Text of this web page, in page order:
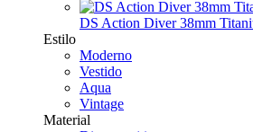
DS Action Diver 38mm
Estilo
Moderno
Vestido
Aqua
Vintage
Material